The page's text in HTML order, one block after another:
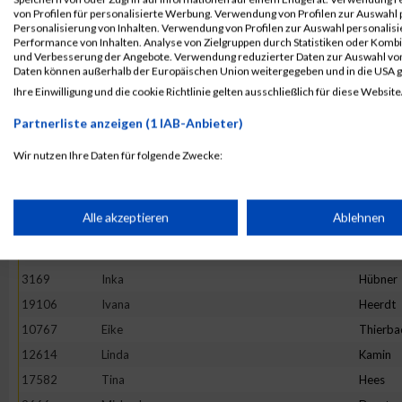
13982
Maria Ivanova
16781
Stefanie Prehm
11527
Rebecca
20265
Kinga
18782
Stephanie
10325
Ano Nym
Natalie
3169
Inka Hübner
19106
Ivana Heerdt
10767
Eike
12614
Linda Kamin
17582
Tina Hees
von Profilen für personalisierte Werbung. Verwendung von Profilen zur
Personalisierung von Inhalten. Verwendung von Profilen zur Auswahl
Performance von Inhalten. Analyse von Zielgruppen durch Statistiken oder
und Verbesserung der Angebote. Verwendung reduzierter Daten zur Auswahl
Daten können außerhalb der Europäischen Union weitergegeben und in die USA
Ihre Einwilligung und die cookie Richtlinie gelten ausschließlich für diese
Partnerliste anzeigen (1 IAB-Anbieter)
Wir nutzen Ihre Daten für folgende Zwecke:
Speichern von oder Zugriff auf Informationen auf einem
Erstellung von Profilen für personalisierte Werbung
Verwendung von Profilen zur Auswahl personalisierter Werbung
Alle akzeptieren Ablehnen